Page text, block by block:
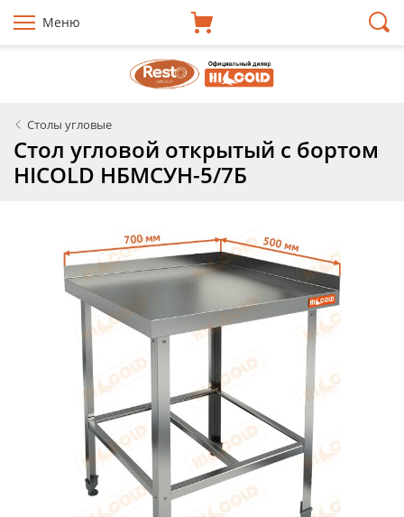
Меню
Столы угловые
Стол угловой открытый с бортом
HICOLD НБМСУН-5/7Б